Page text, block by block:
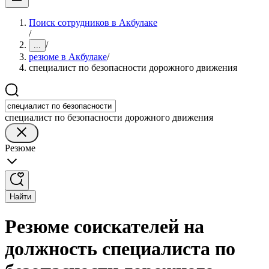
Поиск сотрудников в Акбулаке
/
... /
резюме в Акбулаке/
специалист по безопасности дорожного движения
специалист по безопасности дорожного движения
Резюме
Найти
Резюме соискателей на
должность специалиста по